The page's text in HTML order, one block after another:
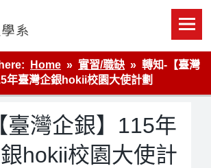
Home 實習/職缺
轉知-【臺灣
年臺灣企銀hokii校園大使計劃
臺灣企銀】115年
hokii校園大使計